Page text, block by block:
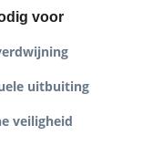
voor
uitbuiting
veiligheid